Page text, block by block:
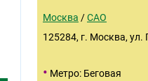
Москва /САО
125284, г. Москва, ул.
• Метро: Беговая